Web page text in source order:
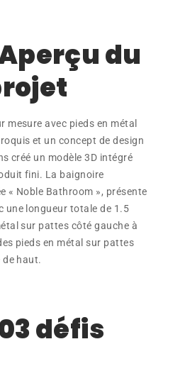
du
mesure avec pieds en métal
et un concept de design
créé un modèle 3D intégré
fini. La baignoire
« Noble Bathroom », présente
une longueur totale de 1.5
sur pattes côté gauche à
pieds en métal sur pattes
haut.
défis